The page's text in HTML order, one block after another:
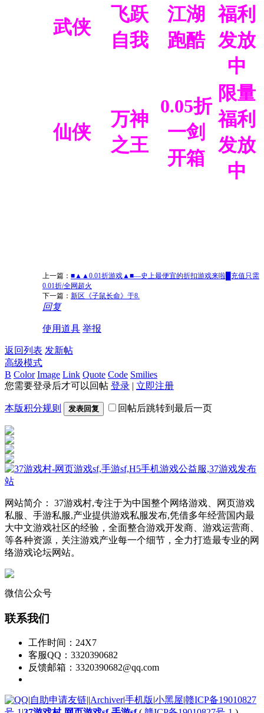
武侠
飞跃
自我
江湖
跑酷
福利
发放
中
仙侠
万神
之王
0.05折
一剑
开箱
限量
福利
发放
中
上一篇： ■▲▲0.01折游戏▲■—史上最便宜的折扣游戏来啦█充值只需
0.01折/全网超火
下一篇： 新区《子鼠长命》于8.
回复
使用道具 举报
返回列表 发新帖
高级模式
B Color Image Link Quote Code Smilies
您需要登录后才可以回帖 登录 | 立即注册
本版积分规则 发表回复 回帖后跳转到最后一页
网站简介： 37游戏村,专注于为中国整个网络游戏、网页游戏
私服、手游私服,产业提供游戏私服发布,凭借多年经营国内最
大中文游戏社区的经验，全面整合游戏开发商、游戏运营商、
等各种资源，关注游戏产业每一个细节，全力打造最专业的网
络游戏论坛网站。
微信公众号
联系我们
工作时间：24X7
客服QQ：3320390682
反馈邮箱：3320390682@qq.com
|自助申请友链||Archiver|手机版|小黑屋|赣ICP备19010827